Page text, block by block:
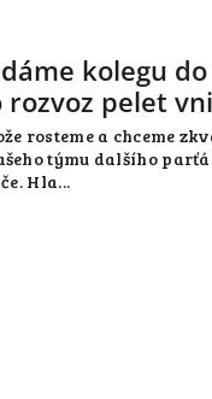
kolegu
rozvoz pelet
rosteme a chceme
týmu dalšího
Hla...